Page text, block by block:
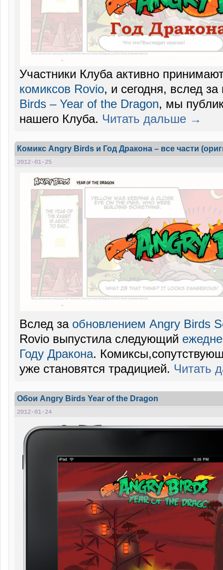
Участники Клуба активно
комиксов Rovio, и сегодня, вслед
Birds – Year of the Dragon, мы
нашего Клуба. Читать дальше →
Комикс Angry Birds и Год Дракона – все части
2012-01-25
Вслед за обновлением Angry Birds
Rovio выпустила следующий
Году Дракона.
уже становятся традицией. Читать
Обои Angry Birds Year of the Dragon
2012-01-24